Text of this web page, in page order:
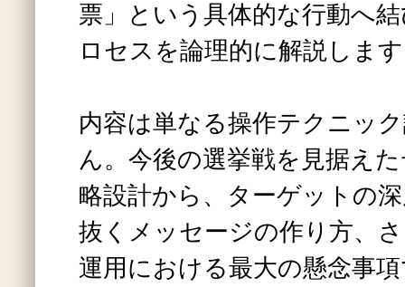
票」という具体的な行動へ
ロセスを論理的に解説しま
内容は単なる操作テクニッ
ん。今後の選挙戦を見据え
略設計から、ターゲットの
抜くメッセージの作り方、
運用における最大の懸念事